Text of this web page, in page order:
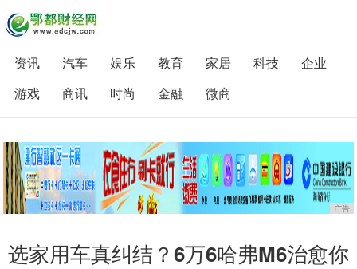
资讯 汽车 娱乐 教育 家居 科技
企业
游戏
商讯 时尚 金融 微商
广告
选家用车真纠结？6万6哈弗M6治愈你